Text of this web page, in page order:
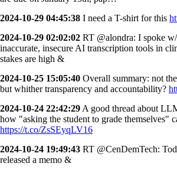
2024-10-29 04:45:38 I need a T-shirt for this
2024-10-29 02:02:02 RT @alondra: I spoke
inaccurate, insecure AI transcription tools in
stakes are high &
2024-10-25 15:05:40 Overall summary: not
but whither transparency and accountability?
2024-10-24 22:42:29 A good thread about
how "asking the student to grade themselves"
https://t.co/ZsSEyqLV16
2024-10-24 19:49:43 RT @CenDemTech:
released a memo &